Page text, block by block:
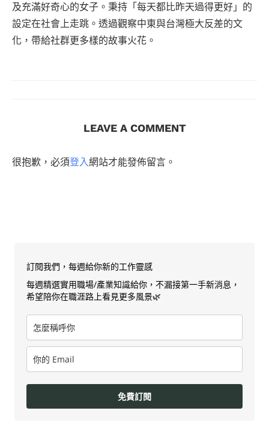
及充滿好奇心的女子。秉持「每天都比昨天過得更好」的
設定在社會上走跳。透過觀察中東與台灣極大反差的文
化，帶給社群更多樣的故事火花。
LEAVE A COMMENT
很抱歉，必須登入網站才能發佈留言。
訂閱我們，每週給你新的工作靈感
每週精選實用職場/產業知識給你，不漏接第一手新消息，
希望陪你在職涯路上看見更多風景🌿
免費訂閱